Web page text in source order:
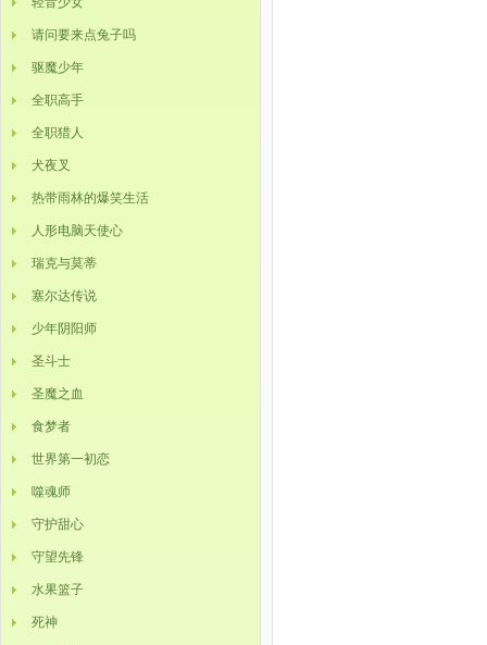
请问要来点兔子吗
驱魔少年
全职高手
全职猎人
犬夜叉
热带雨林的爆笑生活
人形电脑天使心
瑞克与莫蒂
塞尔达传说
少年阴阳师
圣斗士
圣魔之血
食梦者
世界第一初恋
噬魂师
守护甜心
守望先锋
水果篮子
死神